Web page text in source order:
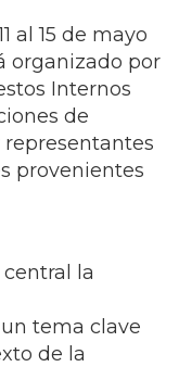
al 15 de mayo
organizado por
Internos
de
provenientes
la
tema clave
de la